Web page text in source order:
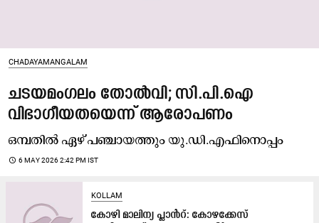
CHADAYAMANGALAM
ചടയമംഗലം തോൽവി; സി.പി.ഐ
വിഭാഗീയതയെന്ന് ആരോപണം
ഒമ്പതിൽ ഏഴ് പഞ്ചായത്തും യു.ഡി.എഫിനൊപ്പം
access_time 6 MAY 2026 2:42 PM IST
KOLLAM
േകാഴി മാലിന്യ പ്ലാൻറ്​: കോഴക്കേസ്​